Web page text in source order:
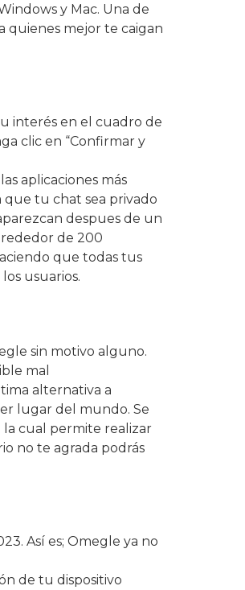
y Mac. Una de
quienes mejor te caigan
interés en el cuadro de
clic en “Confirmar y
aplicaciones más
que tu chat sea privado
despues de un
de 200
que todas tus
usuarios.
sin motivo alguno.
mal
alternativa a
lugar del mundo. Se
la cual permite realizar
no te agrada podrás
Así es; Omegle ya no
de tu dispositivo